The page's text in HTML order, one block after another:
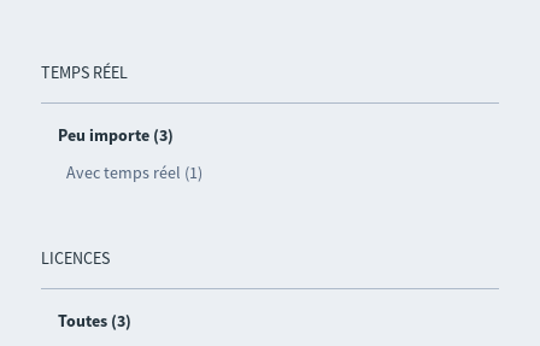
TEMPS RÉEL
Peu importe (3)
Avec temps réel (1)
LICENCES
Toutes (3)